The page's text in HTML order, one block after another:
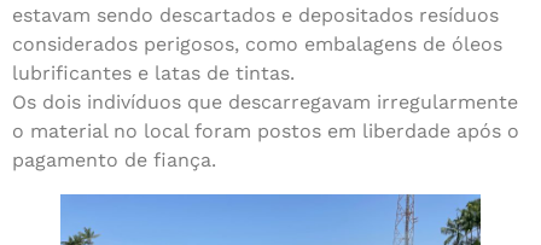
estavam sendo descartados e depositados resíduos
considerados perigosos, como embalagens de óleos
lubrificantes e latas de tintas.
Os dois indivíduos que descarregavam irregularmente
o material no local foram postos em liberdade após o
pagamento de fiança.